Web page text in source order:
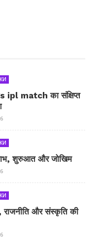
match का संक्षिप्त
शुरुआत और जोखिम
और संस्कृति की